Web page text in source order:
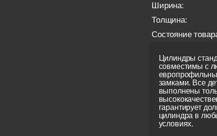
Ширина:
Толщина:
Состояние
Цилиндры
совместимы с
замками. Все
выполнены
гарантирует
цилиндра в
условиях.